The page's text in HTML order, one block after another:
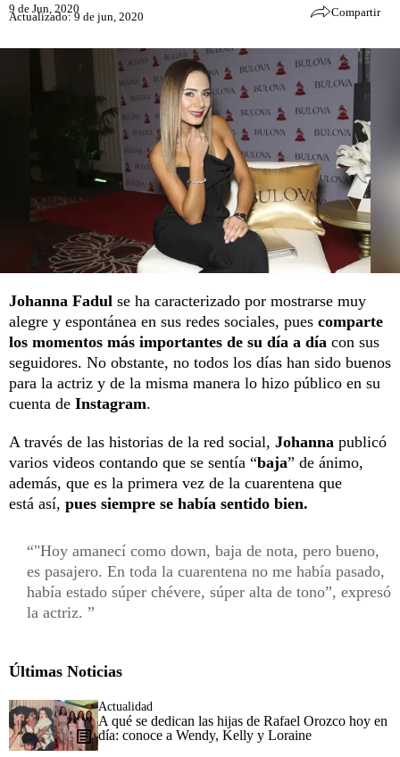
9 de Jun, 2020
Actualizado: 9 de jun, 2020 Compartir
Johanna Fadul se ha caracterizado por mostrarse muy
alegre y espontánea en sus redes sociales, pues comparte
los momentos más importantes de su día a día con sus
seguidores. No obstante, no todos los días han sido buenos
para la actriz y de la misma manera lo hizo público en su
cuenta de Instagram.
A través de las historias de la red social, Johanna publicó
varios videos contando que se sentía “baja” de ánimo,
además, que es la primera vez de la cuarentena que
está así, pues siempre se había sentido bien.
"Hoy amanecí como down, baja de nota, pero bueno,
es pasajero. En toda la cuarentena no me había pasado,
había estado súper chévere, súper alta de tono”, expresó
la actriz.
Últimas Noticias
Actualidad
A qué se dedican las hijas de Rafael Orozco hoy en
día: conoce a Wendy, Kelly y Loraine